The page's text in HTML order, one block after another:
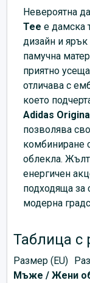
Невероятна
Tee е дамска
дизайн и
памучна
приятно
отличава с
което
Adidas
позволява
комбиниране
облекла.
енергичен
подходяща за
модерна
Таблица с
Размер (EU)
Мъже / Жени